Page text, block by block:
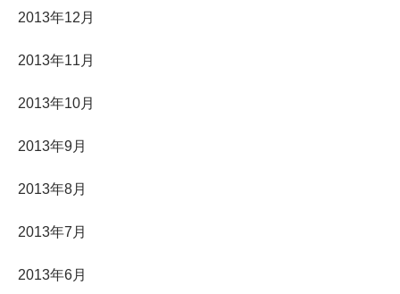
2013年12月
2013年11月
2013年10月
2013年9月
2013年8月
2013年7月
2013年6月